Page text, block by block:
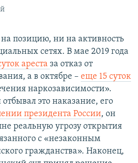
позицию, ни на активность
сетях. В мае 2019 года
ареста за отказ от
а в октябре – еще 15 суток
наркозависимости».
это наказание, его
президента России, он
реальную угрозу открытия
с «незаконным
гражданства». Наконец,